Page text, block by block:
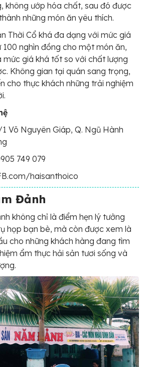
không ướp hóa chất, sau đó được
những món ăn yêu thích.
Thời Cổ khá đa dạng với mức giá
100 nghìn đồng cho một món ăn,
giá khá tốt so với chất lượng
Không gian tại quán sang trọng,
cho thực khách những trải nghiệm
Võ Nguyên Giáp, Q. Ngũ Hành
749 079
haisanthoico
Đảnh
không chỉ là điểm hẹn lý tưởng
họp bạn bè, mà còn được xem là
cho những khách hàng đang tìm
ẩm thực hải sản tươi sống và